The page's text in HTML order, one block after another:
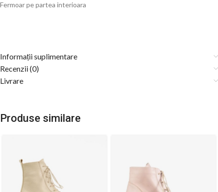
Fermoar pe partea interioara
Informații suplimentare
Recenzii (0)
Livrare
Produse similare